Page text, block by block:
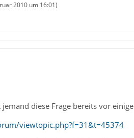
2010 um 16:01)
diese Frage bereits vor
viewtopic.php?f=31&t=45374